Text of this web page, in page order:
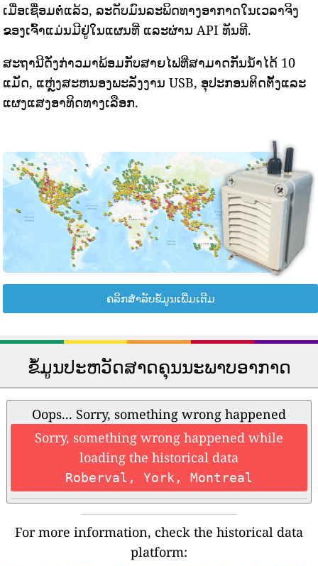
ເມື່ອເຊື່ອມຕໍ່ແລ້ວ, ລະດັບມົນລະພິດທາງອາກາດໃນເວລາຈິງ
ຂອງເຈົ້າແມ່ນມີຢູ່ໃນແຜນທີ່ ແລະຜ່ານ API ທັນທີ.
ສະຖານີດັ່ງກ່າວມາພ້ອມກັບສາຍໄຟທີ່ສາມາດກັນນ້ໍາໄດ້ 10
ແມັດ, ແຫຼ່ງສະຫນອງພະລັງງານ USB, ອຸປະກອນຕິດຕັ້ງແລະ
ແຜງແສງອາທິດທາງເລືອກ.
ຄລິກສຳລັບຂໍ້ມູນເພີ່ມເຕີມ
ຂໍ້ມູນປະຫວັດສາດຄຸນນະພາບອາກາດ
Oops... Sorry, something wrong happened
Sorry, something wrong happened while
loading the historical data
Roberval, York, Montreal
For more information, check the historical data
platform: